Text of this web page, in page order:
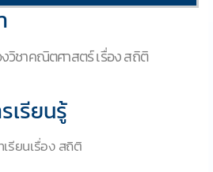
วิชาคณิตศาสตร์ เรื่อง สถิติ
เรียนรู้
เรียนเรื่อง สถิติ